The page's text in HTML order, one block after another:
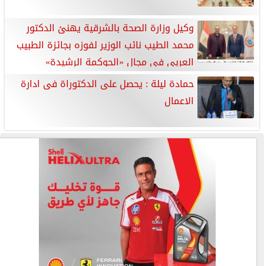
وكيل وزارة الصحة بالشرقية يهنئ الدكتور
محمد الطيب نائب الوزير لفوزه بجائزة الطبيب
العربي في مجال «الحوكمة الرشيدة»
حمادة ليلة : يحصل على الدكتوراة فى ادارة
الاعمال